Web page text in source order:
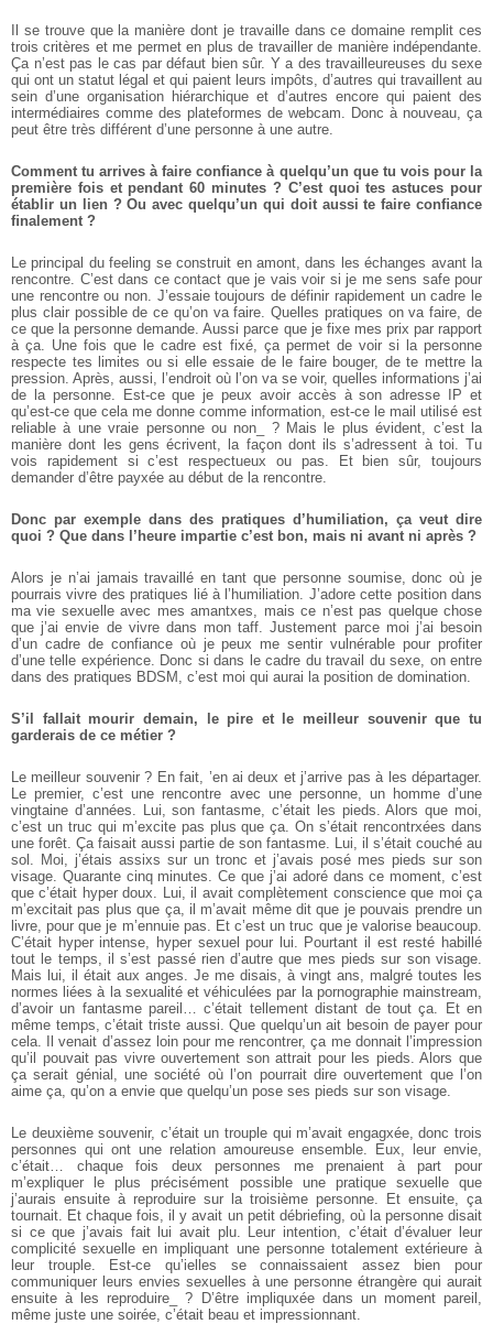
Il se trouve que la manière dont je travaille dans ce domaine remplit ces
trois critères et me permet en plus de travailler de manière indépendante.
Ça n’est pas le cas par défaut bien sûr. Y a des travailleureuses du sexe
qui ont un statut légal et qui paient leurs impôts, d’autres qui travaillent au
sein d’une organisation hiérarchique et d’autres encore qui paient des
intermédiaires comme des plateformes de webcam. Donc à nouveau, ça
peut être très différent d’une personne à une autre.
Comment tu arrives à faire conﬁance à quelqu’un que tu vois pour la
première fois et pendant 60 minutes ? C’est quoi tes astuces pour
établir un lien ? Ou avec quelqu’un qui doit aussi te faire conﬁance
ﬁnalement ?
Le principal du feeling se construit en amont, dans les échanges avant la
rencontre. C’est dans ce contact que je vais voir si je me sens safe pour
une rencontre ou non. J’essaie toujours de définir rapidement un cadre le
plus clair possible de ce qu’on va faire. Quelles pratiques on va faire, de
ce que la personne demande. Aussi parce que je fixe mes prix par rapport
à ça. Une fois que le cadre est fixé, ça permet de voir si la personne
respecte tes limites ou si elle essaie de le faire bouger, de te mettre la
pression. Après, aussi, l’endroit où l’on va se voir, quelles informations j’ai
de la personne. Est-ce que je peux avoir accès à son adresse IP et
qu’est-ce que cela me donne comme information, est-ce le mail utilisé est
reliable à une vraie personne ou non_ ?Mais le plus évident, c’est la
manière dont les gens écrivent, la façon dont ils s’adressent à toi. Tu
vois rapidement si c’est respectueux ou pas. Et bien sûr, toujours
demander d’être payxée au début de la rencontre.
Donc par exemple dans des pratiques d’humiliation, ça veut dire
quoi ? Que dans l’heure impartie c’est bon, mais ni avant ni après ?
Alors je n’ai jamais travaillé en tant que personne soumise, donc où je
pourrais vivre des pratiques lié à l’humiliation. J’adore cette position dans
ma vie sexuelle avec mes amantxes, mais ce n’est pas quelque chose
que j’ai envie de vivre dans mon taff. Justement parce moi j’ai besoin
d’un cadre de confiance où je peux me sentir vulnérable pour profiter
d’une telle expérience. Donc si dans le cadre du travail du sexe, on entre
dans des pratiques BDSM, c’est moi qui aurai la position de domination.
S’il fallait mourir demain, le pire et le meilleur souvenir que tu
garderais de ce métier ?
Le meilleur souvenir ? En fait, ’en ai deux et j’arrive pas à les départager.
Le premier, c’est une rencontre avec une personne, un homme d’une
vingtaine d’années. Lui, son fantasme, c’était les pieds. Alors que moi,
c’est un truc qui m’excite pas plus que ça. On s’était rencontrxées dans
une forêt. Ça faisait aussi partie de son fantasme. Lui, il s’était couché au
sol. Moi, j’étais assixs sur un tronc et j’avais posé mes pieds sur son
visage. Quarante cinq minutes. Ce que j’ai adoré dans ce moment, c’est
que c’était hyper doux. Lui, il avait complètement conscience que moi ça
m’excitait pas plus que ça, il m’avait même dit que je pouvais prendre un
livre, pour que je m’ennuie pas. Et c’est un truc que je valorise beaucoup.
C’était hyper intense, hyper sexuel pour lui. Pourtant il est resté habillé
tout le temps, il s’est passé rien d’autre que mes pieds sur son visage.
Mais lui, il était aux anges. Je me disais, à vingt ans, malgré toutes les
normes liées à la sexualité et véhiculées par la pornographie mainstream,
d’avoir un fantasme pareil… c’était tellement distant de tout ça. Et en
même temps, c’était triste aussi. Que quelqu’un ait besoin de payer pour
cela. Il venait d’assez loin pour me rencontrer, ça me donnait l’impression
qu’il pouvait pas vivre ouvertement son attrait pour les pieds. Alors que
ça serait génial, une société où l’on pourrait dire ouvertement que l’on
aime ça, qu’on a envie que quelqu’un pose ses pieds sur son visage.
Le deuxième souvenir, c’était un trouple qui m’avait engagxée, donc trois
personnes qui ont une relation amoureuse ensemble. Eux, leur envie,
c’était… chaque fois deux personnes me prenaient à part pour
m’expliquer le plus précisément possible une pratique sexuelle que
j’aurais ensuite à reproduire sur la troisième personne. Et ensuite, ça
tournait. Et chaque fois, il y avait un petit débriefing, où la personne disait
si ce que j’avais fait lui avait plu. Leur intention, c’était d’évaluer leur
complicité sexuelle en impliquant une personne totalement extérieure à
leur trouple. Est-ce qu’ielles se connaissaient assez bien pour
communiquer leurs envies sexuelles à une personne étrangère qui aurait
ensuite à les reproduire_ ? D’être impliquxée dans un moment pareil,
même juste une soirée, c’était beau et impressionnant.